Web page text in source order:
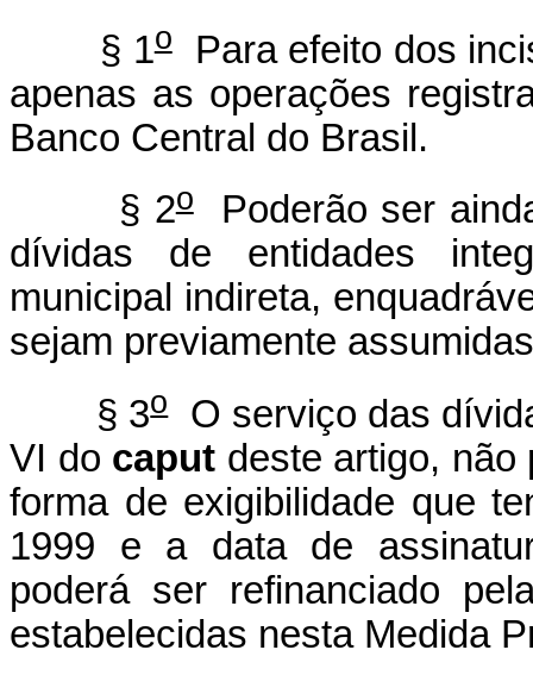
§ 1oPara efeito dos
apenas as operações
Banco Central do Brasil.
§ 2oPoderão ser
dívidas de entidades
municipal indireta,
sejam previamente
§ 3oO serviço das
VI do caput deste artigo, não
forma de exigibilidade que
1999 e a data de
poderá ser refinanciado
estabelecidas nesta Medida